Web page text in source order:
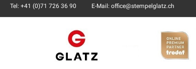
Tel: +41 (0)71 726 36 90 E-Mail: office@stempelglatz.ch